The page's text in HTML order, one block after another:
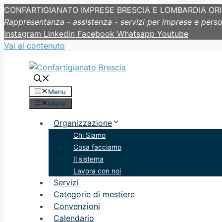
CONFARTIGIANATO IMPRESE BRESCIA E LOMBARDIA
Rappresentanza - assistenza - servizi per imprese e
Instagram Linkedin Facebook Whatsapp Youtube
Vai al contenuto
Menu
Menu
Organizzazione
Chi Siamo
Cosa facciamo
Il sistema
Lavora con noi
Servizi
Categorie di mestiere
Convenzioni
Calendario